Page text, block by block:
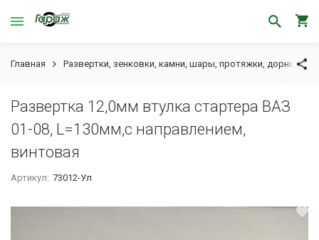
Главная Развертки, зенковки, камни, шары, протяжки, дорны
Развертка 12,0мм втулка стартера ВАЗ
01-08, L=130мм,с направлением,
винтовая
Артикул: 73012-Ул